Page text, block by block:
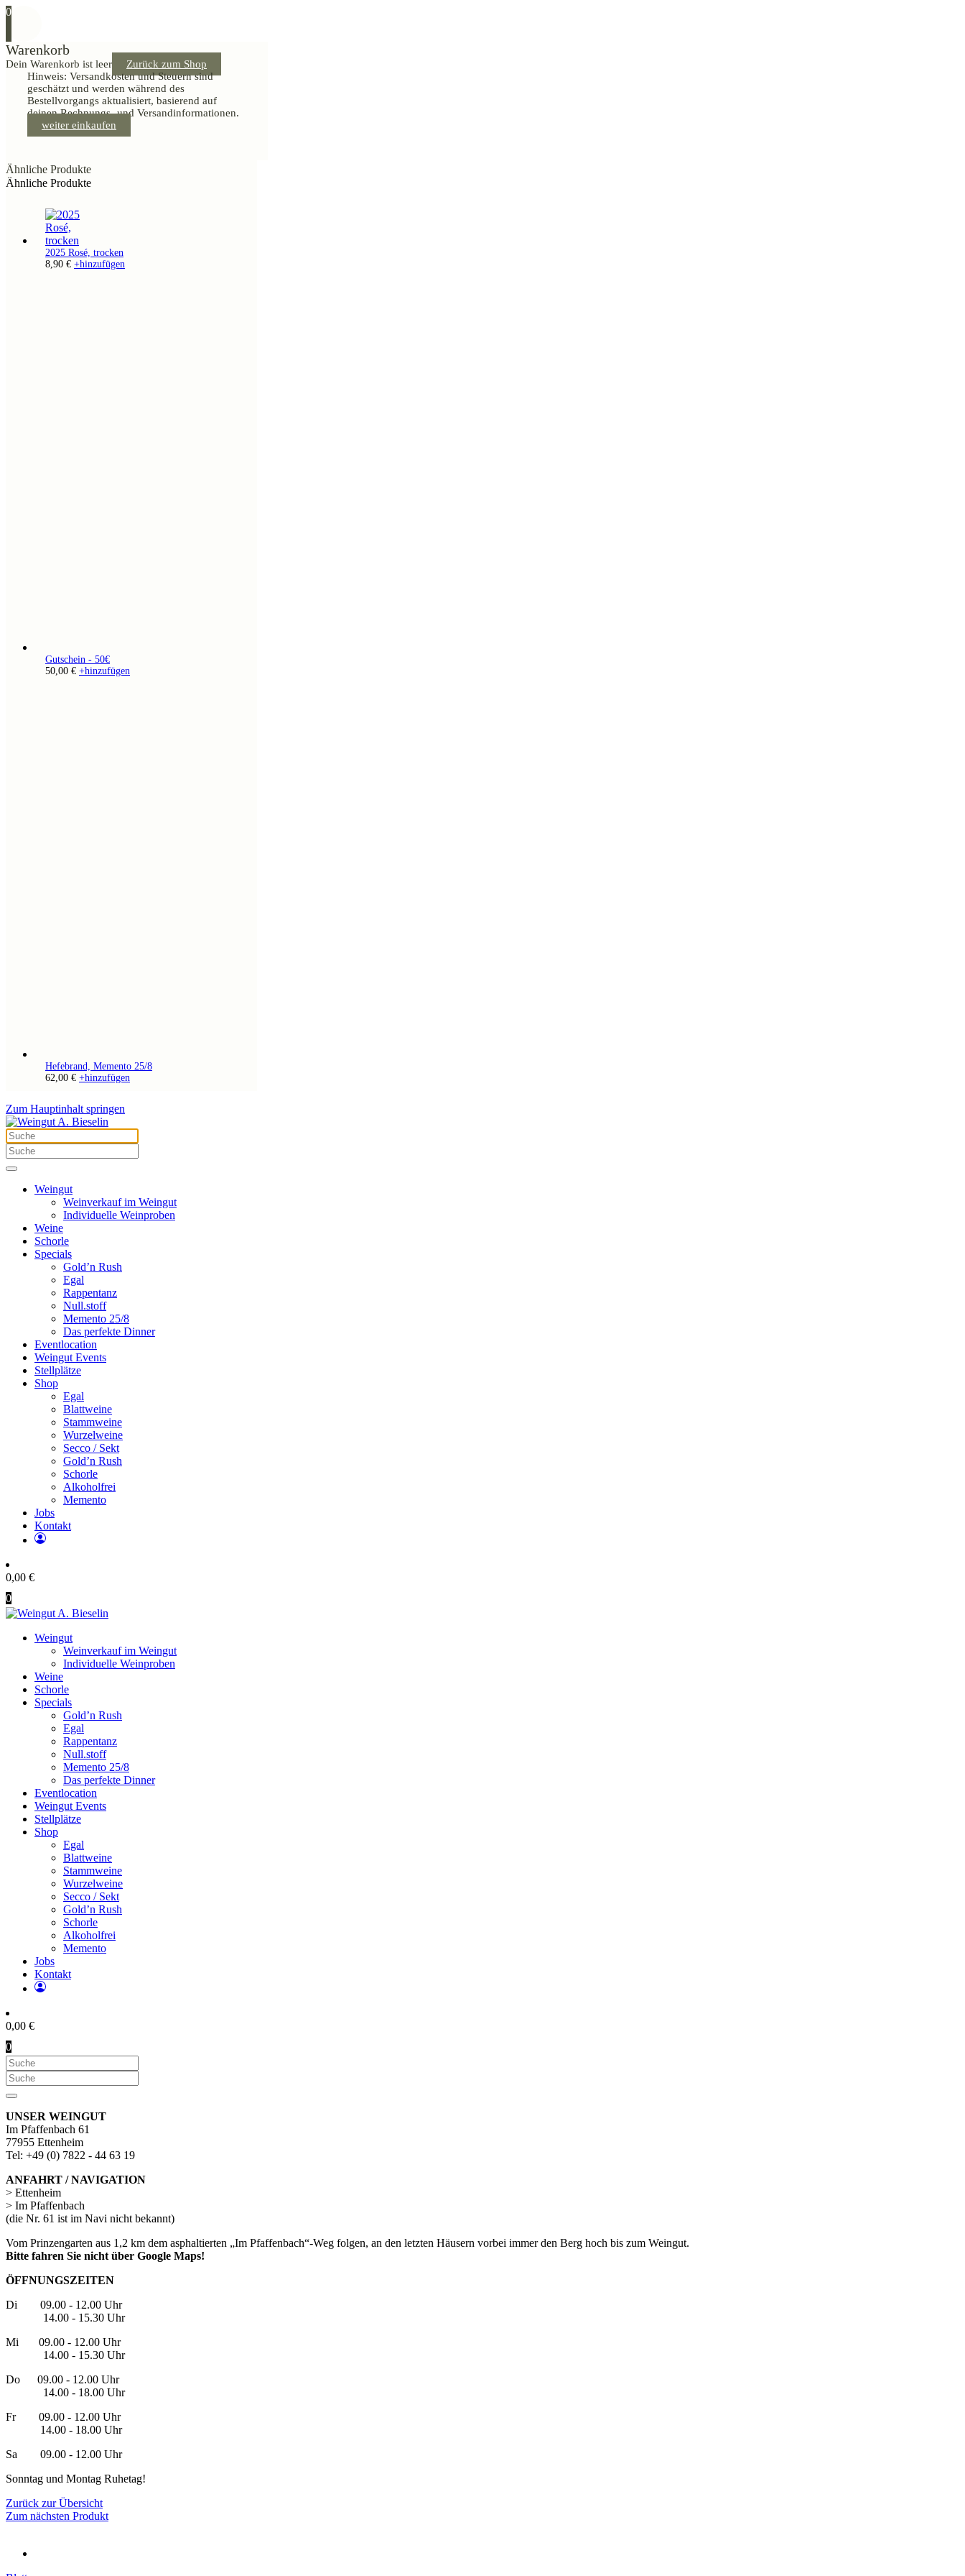
0
Warenkorb
Dein Warenkorb ist leer
Zurück zum Shop
Hinweis: Versandkosten und Steuern sind
geschätzt und werden während des
Bestellvorgangs aktualisiert, basierend auf
deinen Rechnungs- und Versandinformationen.
weiter einkaufen
Ähnliche Produkte
Ähnliche Produkte
2025 Rosé, trocken
8,90 € +hinzufügen
Gutschein - 50€
50,00 € +hinzufügen
Hefebrand, Memento 25/8
62,00 € +hinzufügen
Zum Hauptinhalt springen
Weingut
Weinverkauf im Weingut
Individuelle Weinproben
Weine
Schorle
Specials
Gold’n Rush
Egal
Rappentanz
Null.stoff
Memento 25/8
Das perfekte Dinner
Eventlocation
Weingut Events
Stellplätze
Shop
Egal
Blattweine
Stammweine
Wurzelweine
Secco / Sekt
Gold’n Rush
Schorle
Alkoholfrei
Memento
Jobs
Kontakt
0,00 €
0
Weingut
Weinverkauf im Weingut
Individuelle Weinproben
Weine
Schorle
Specials
Gold’n Rush
Egal
Rappentanz
Null.stoff
Memento 25/8
Das perfekte Dinner
Eventlocation
Weingut Events
Stellplätze
Shop
Egal
Blattweine
Stammweine
Wurzelweine
Secco / Sekt
Gold’n Rush
Schorle
Alkoholfrei
Memento
Jobs
Kontakt
0,00 €
0
UNSER WEINGUT
Im Pfaffenbach 61
77955 Ettenheim
Tel: +49 (0) 7822 - 44 63 19
ANFAHRT / NAVIGATION
> Ettenheim
> Im Pfaffenbach
(die Nr. 61 ist im Navi nicht bekannt)
Vom Prinzengarten aus 1,2 km dem asphaltierten „Im Pfaffenbach“-Weg folgen, an den letzten Häusern vorbei immer den Berg hoch bis zum Weingut.
Bitte fahren Sie nicht über Google Maps!
ÖFFNUNGSZEITEN
Di 09.00 - 12.00 Uhr
14.00 - 15.30 Uhr
Mi 09.00 - 12.00 Uhr
14.00 - 15.30 Uhr
Do 09.00 - 12.00 Uhr
14.00 - 18.00 Uhr
Fr 09.00 - 12.00 Uhr
14.00 - 18.00 Uhr
Sa 09.00 - 12.00 Uhr
Sonntag und Montag Ruhetag!
Zurück zur Übersicht
Zum nächsten Produkt